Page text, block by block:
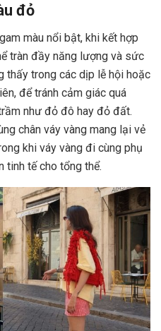
đỏ
màu nổi bật, khi kết hợp
tràn đầy năng lượng và sức
thấy trong các dịp lễ hội hoặc
để tránh cảm giác quá
như đỏ đô hay đỏ đất.
chân váy vàng mang lại vẻ
khi váy vàng đi cùng phụ
tinh tế cho tổng thể.
x